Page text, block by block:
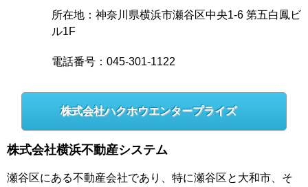
所在地：神奈川県横浜市瀬谷区中央1-6 第五白鳳ビ
ル1F
電話番号：045-301-1122
株式会社ハクホウエンタープライズ
株式会社横浜不動産システム
瀬谷区にある不動産会社であり、特に瀬谷区と大和市、そ